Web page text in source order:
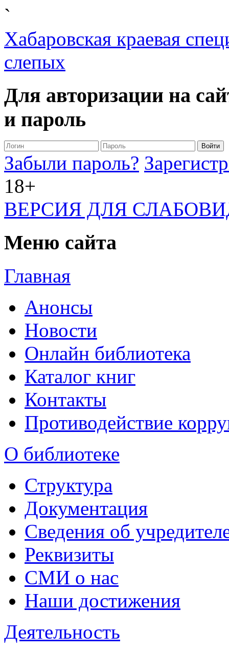
`
Хабаровская краевая
слепых
Для авторизации на
и пароль
Забыли пароль?
18+
ВЕРСИЯ ДЛЯ
Меню сайта
Главная
Анонсы
Новости
Онлайн библиотека
Каталог книг
Контакты
Противодействие
О библиотеке
Структура
Документация
Сведения об
Реквизиты
СМИ о нас
Наши достижения
Деятельность